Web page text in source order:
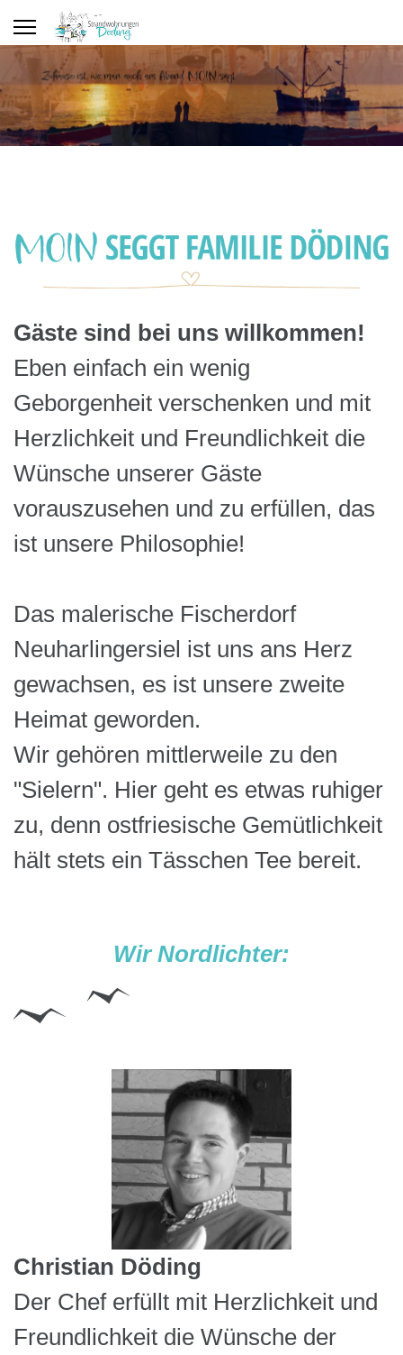
Gäste sind bei uns willkommen!
Eben einfach ein wenig
Geborgenheit verschenken und mit
Herzlichkeit und Freundlichkeit die
Wünsche unserer Gäste
vorauszusehen und zu erfüllen, das
ist unsere Philosophie!
Das malerische Fischerdorf
Neuharlingersiel ist uns ans Herz
gewachsen, es ist unsere zweite
Heimat geworden.
Wir gehören mittlerweile zu den
"Sielern". Hier geht es etwas ruhiger
zu, denn ostfriesische Gemütlichkeit
hält stets ein Tässchen Tee bereit.
Wir Nordlichter:
Christian Döding
Der Chef erfüllt mit Herzlichkeit und
Freundlichkeit die Wünsche der